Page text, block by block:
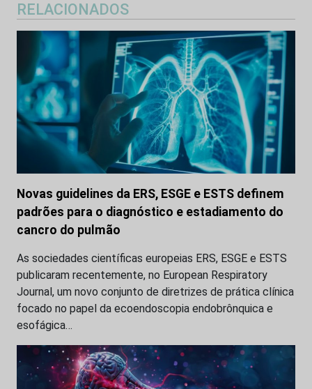
RELACIONADOS
Novas guidelines da ERS, ESGE e ESTS definem
padrões para o diagnóstico e estadiamento do
cancro do pulmão
As sociedades científicas europeias ERS, ESGE e ESTS
publicaram recentemente, no European Respiratory
Journal, um novo conjunto de diretrizes de prática clínica
focado no papel da ecoendoscopia endobrônquica e
esofágica…